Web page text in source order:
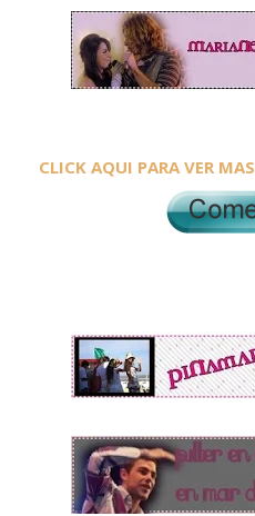
CLICK AQUI PARA VER MAS